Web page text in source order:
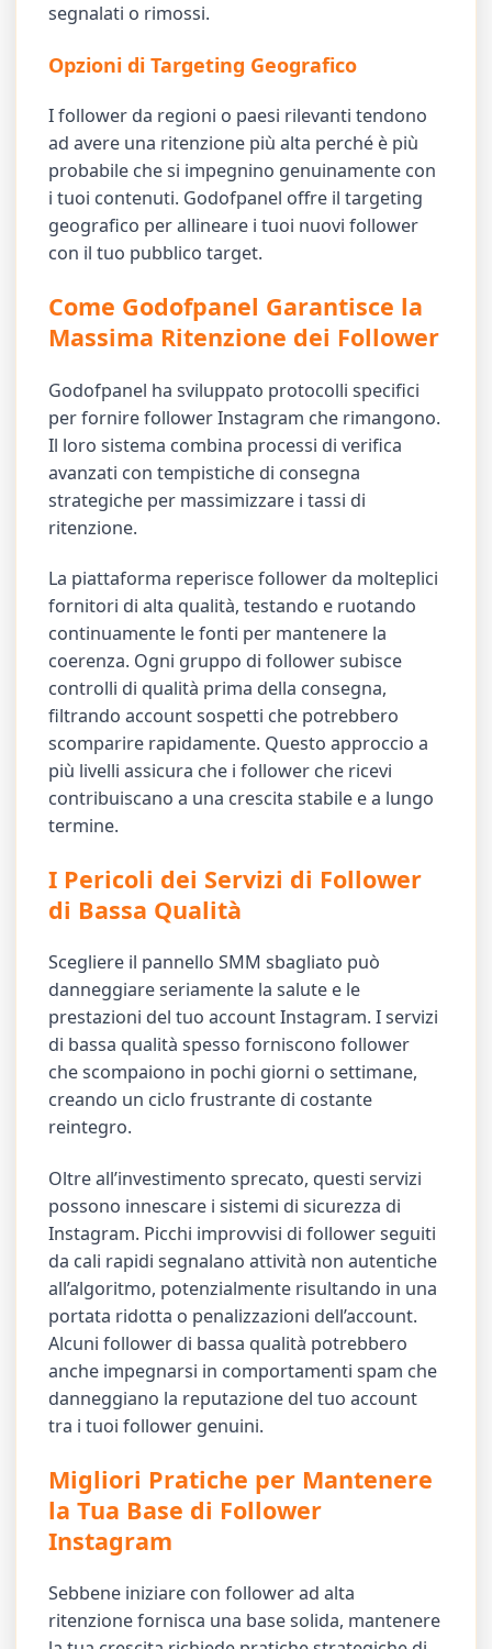
segnalati o rimossi.
Opzioni di Targeting Geografico
I follower da regioni o paesi rilevanti tendono
ad avere una ritenzione più alta perché è più
probabile che si impegnino genuinamente con
i tuoi contenuti. Godofpanel offre il targeting
geografico per allineare i tuoi nuovi follower
con il tuo pubblico target.
Come Godofpanel Garantisce la
Massima Ritenzione dei Follower
Godofpanel ha sviluppato protocolli specifici
per fornire follower Instagram che rimangono.
Il loro sistema combina processi di verifica
avanzati con tempistiche di consegna
strategiche per massimizzare i tassi di
ritenzione.
La piattaforma reperisce follower da molteplici
fornitori di alta qualità, testando e ruotando
continuamente le fonti per mantenere la
coerenza. Ogni gruppo di follower subisce
controlli di qualità prima della consegna,
filtrando account sospetti che potrebbero
scomparire rapidamente. Questo approccio a
più livelli assicura che i follower che ricevi
contribuiscano a una crescita stabile e a lungo
termine.
I Pericoli dei Servizi di Follower
di Bassa Qualità
Scegliere il pannello SMM sbagliato può
danneggiare seriamente la salute e le
prestazioni del tuo account Instagram. I servizi
di bassa qualità spesso forniscono follower
che scompaiono in pochi giorni o settimane,
creando un ciclo frustrante di costante
reintegro.
Oltre all’investimento sprecato, questi servizi
possono innescare i sistemi di sicurezza di
Instagram. Picchi improvvisi di follower seguiti
da cali rapidi segnalano attività non autentiche
all’algoritmo, potenzialmente risultando in una
portata ridotta o penalizzazioni dell’account.
Alcuni follower di bassa qualità potrebbero
anche impegnarsi in comportamenti spam che
danneggiano la reputazione del tuo account
tra i tuoi follower genuini.
Migliori Pratiche per Mantenere
la Tua Base di Follower
Instagram
Sebbene iniziare con follower ad alta
ritenzione fornisca una base solida, mantenere